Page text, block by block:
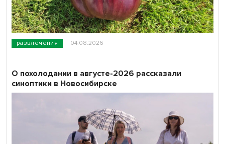
развлечения 04.08.2026
О похолодании в августе-2026 рассказали
синоптики в Новосибирске